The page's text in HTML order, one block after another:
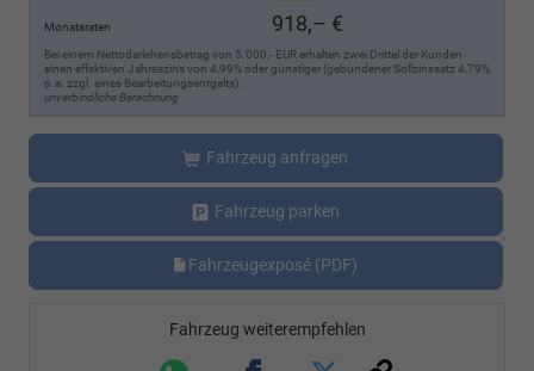
Monatsraten 918,– €
Bei einem Nettodarlehensbetrag von 5.000,- EUR erhalten zwei Drittel der Kunden
einen effektiven Jahreszins von 4,99% oder günstiger (gebundener Sollzinssatz 4,79%
p.a. zzgl. eines Bearbeitungsentgelts).
unverbindliche Berechnung
Fahrzeug anfragen
Fahrzeug parken
Fahrzeugexposé (PDF)
Fahrzeug weiterempfehlen